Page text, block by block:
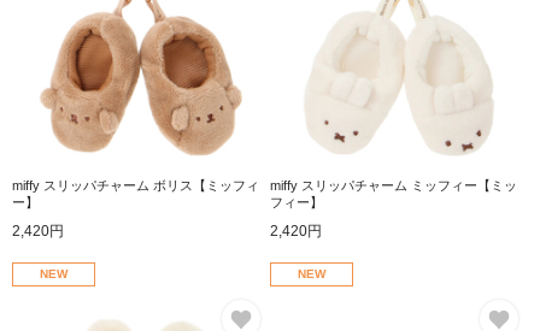
miffy スリッパチャーム ボリス【ミッフィ
ー】
2,420円
miffy スリッパチャーム ミッフィー【ミッ
フィー】
2,420円
NEW NEW